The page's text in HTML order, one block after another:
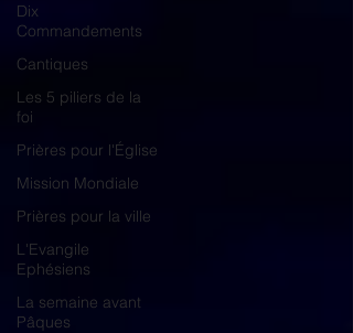
Dix
Commandements
Cantiques
Les 5 piliers de la
foi
Prières pour l'Église
Mission Mondiale
Prières pour la ville
L'Evangile
Ephésiens
La semaine avant
Pâques